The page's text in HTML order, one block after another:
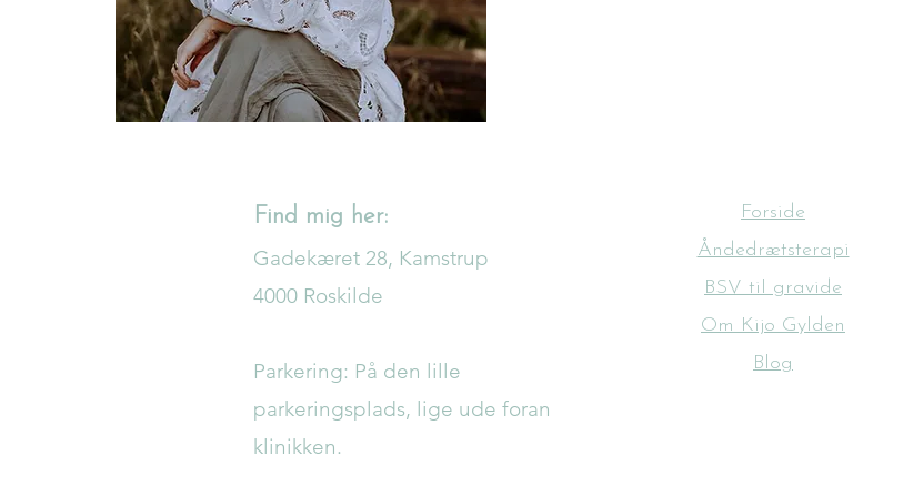
Find mig her:
Gadekæret 28, Kamstrup
4000 Roskilde
Parkering: På den lille
parkeringsplads, lige ude foran
klinikken.
Forside
Åndedrætsterapi
BSV til gravide
Om Kijo Gylden
Blog